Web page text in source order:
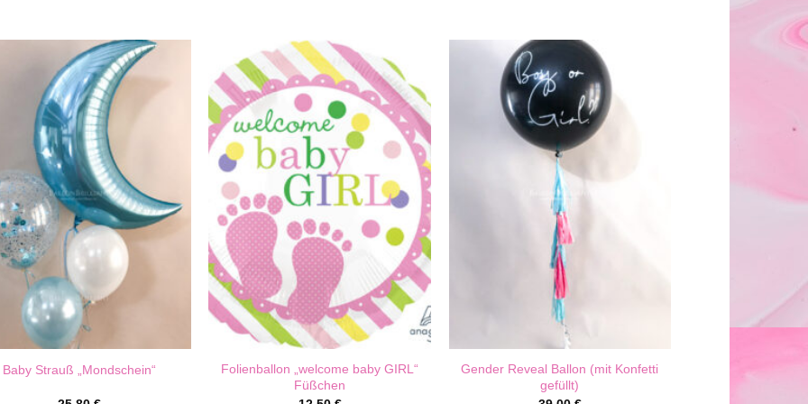
Baby Strauß „Mondschein“
Folienballon „welcome baby GIRL“
Füßchen
Gender Reveal Ballon (mit Konfetti
gefüllt)